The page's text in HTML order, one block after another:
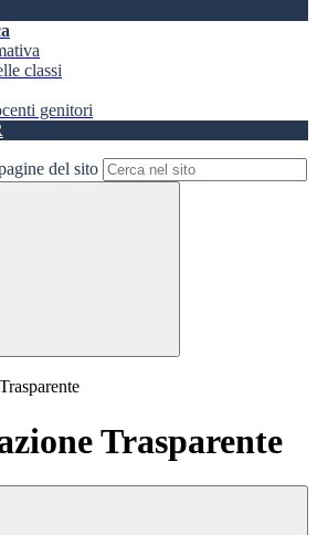
classi
genitori
del sito
Trasparente